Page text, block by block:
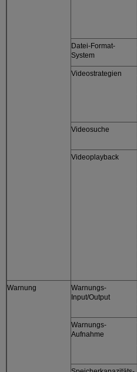
Datei-Format-
System
Videostrategien
Videosuche
Videoplayback
Warnung
Warnungs-
Input/Output
Warnungs-
Aufnahme